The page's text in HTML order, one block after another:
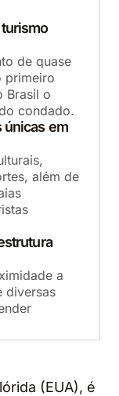
de quase
primeiro
Brasil o
condado.
únicas em
além de
a
diversas
(EUA), é